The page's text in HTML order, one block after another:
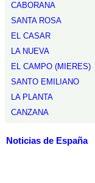
CABORANA
SANTA ROSA
EL CASAR
LA NUEVA
EL CAMPO (MIERES)
SANTO EMILIANO
LA PLANTA
CANZANA
Noticias de España